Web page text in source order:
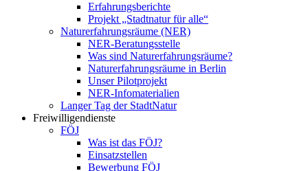
Erfahrungsberichte
Projekt „Stadtnatur für alle“
Naturerfahrungsräume (NER)
NER-Beratungsstelle
Was sind Naturerfahrungsräume?
Naturerfahrungsräume in Berlin
Unser Pilotprojekt
NER-Infomaterialien
Langer Tag der StadtNatur
Freiwilligendienste
FÖJ
Was ist das FÖJ?
Einsatzstellen
Bewerbung FÖJ